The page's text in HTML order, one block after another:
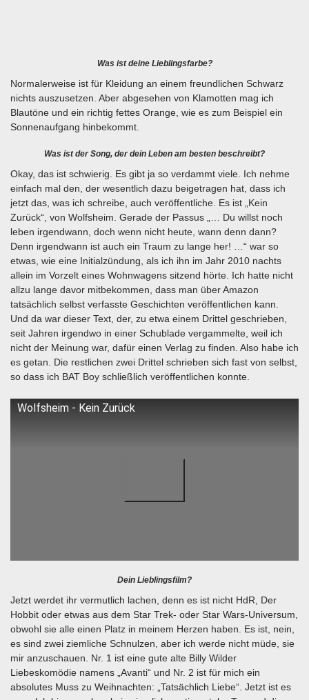
Was ist deine Lieblingsfarbe?
Normalerweise ist für Kleidung an einem freundlichen Schwarz
nichts auszusetzen. Aber abgesehen von Klamotten mag ich
Blautöne und ein richtig fettes Orange, wie es zum Beispiel ein
Sonnenaufgang hinbekommt.
Was ist der Song, der dein Leben am besten beschreibt?
Okay, das ist schwierig. Es gibt ja so verdammt viele. Ich nehme
einfach mal den, der wesentlich dazu beigetragen hat, dass ich
jetzt das, was ich schreibe, auch veröffentliche. Es ist „Kein
Zurück“, von Wolfsheim. Gerade der Passus „… Du willst noch
leben irgendwann, doch wenn nicht heute, wann denn dann?
Denn irgendwann ist auch ein Traum zu lange her! …“ war so
etwas, wie eine Initialzündung, als ich ihn im Jahr 2010 nachts
allein im Vorzelt eines Wohnwagens sitzend hörte. Ich hatte nicht
allzu lange davor mitbekommen, dass man über Amazon
tatsächlich selbst verfasste Geschichten veröffentlichen kann.
Und da war dieser Text, der, zu etwa einem Drittel geschrieben,
seit Jahren irgendwo in einer Schublade vergammelte, weil ich
nicht der Meinung war, dafür einen Verlag zu finden. Also habe ich
es getan. Die restlichen zwei Drittel schrieben sich fast von selbst,
so dass ich BAT Boy schließlich veröffentlichen konnte.
Wolfsheim - Kein Zurück
Dein Lieblingsfilm?
Jetzt werdet ihr vermutlich lachen, denn es ist nicht HdR, Der
Hobbit oder etwas aus dem Star Trek- oder Star Wars-Universum,
obwohl sie alle einen Platz in meinem Herzen haben. Es ist, nein,
es sind zwei ziemliche Schnulzen, aber ich werde nicht müde, sie
mir anzuschauen. Nr. 1 ist eine gute alte Billy Wilder
Liebeskomödie namens „Avanti“ und Nr. 2 ist für mich ein
absolutes Muss zu Weihnachten: „Tatsächlich Liebe“. Jetzt ist es